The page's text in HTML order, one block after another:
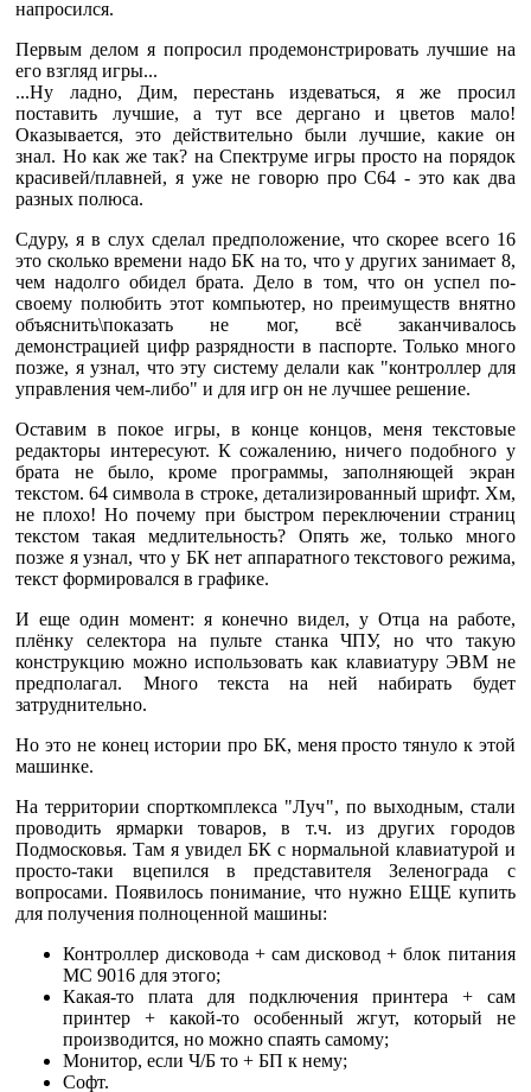
напросился.
Первым делом я попросил продемонстрировать лучшие на
его взгляд игры...
...Ну ладно, Дим, перестань издеваться, я же просил
поставить лучшие, а тут все дергано и цветов мало!
Оказывается, это действительно были лучшие, какие он
знал. Но как же так? на Спектруме игры просто на порядок
красивей/плавней, я уже не говорю про С64 - это как два
разных полюса.
Сдуру, я в слух сделал предположение, что скорее всего 16
это сколько времени надо БК на то, что у других занимает 8,
чем надолго обидел брата. Дело в том, что он успел по-
своему полюбить этот компьютер, но преимуществ внятно
объяснить\показать не мог, всё заканчивалось
демонстрацией цифр разрядности в паспорте. Только много
позже, я узнал, что эту систему делали как "контроллер для
управления чем-либо" и для игр он не лучшее решение.
Оставим в покое игры, в конце концов, меня текстовые
редакторы интересуют. К сожалению, ничего подобного у
брата не было, кроме программы, заполняющей экран
текстом. 64 символа в строке, детализированный шрифт. Хм,
не плохо! Но почему при быстром переключении страниц
текстом такая медлительность? Опять же, только много
позже я узнал, что у БК нет аппаратного текстового режима,
текст формировался в графике.
И еще один момент: я конечно видел, у Отца на работе,
плёнку селектора на пульте станка ЧПУ, но что такую
конструкцию можно использовать как клавиатуру ЭВМ не
предполагал. Много текста на ней набирать будет
затруднительно.
Но это не конец истории про БК, меня просто тянуло к этой
машинке.
На территории спорткомплекса "Луч", по выходным, стали
проводить ярмарки товаров, в т.ч. из других городов
Подмосковья. Там я увидел БК с нормальной клавиатурой и
просто-таки вцепился в представителя Зеленограда с
вопросами. Появилось понимание, что нужно ЕЩЕ купить
для получения полноценной машины:
Контроллер дисковода + сам дисковод + блок питания
МС 9016 для этого;
Какая-то плата для подключения принтера + сам
принтер + какой-то особенный жгут, который не
производится, но можно спаять самому;
Монитор, если Ч/Б то + БП к нему;
Софт.